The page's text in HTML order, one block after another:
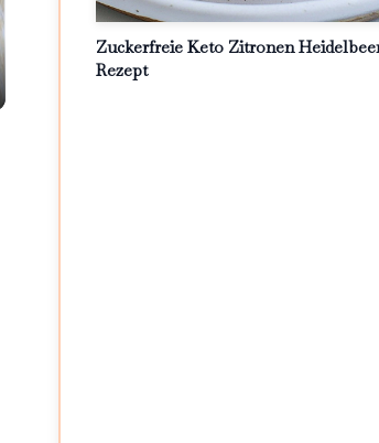
Zuckerfreie Keto Zitronen
Rezept